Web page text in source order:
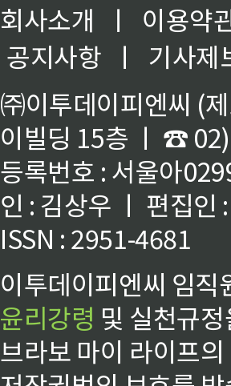
회사소개 ㅣ
이용약
공지사항
ㅣ
기사제
㈜이투데이피엔씨 (
이빌딩 15층 ㅣ ☎
등록번호 : 서울아
인 : 김상우 ㅣ 편집인
ISSN : 2951-4681
이투데이피엔씨 임
윤리강령 및 실천규
브라보 마이 라이프